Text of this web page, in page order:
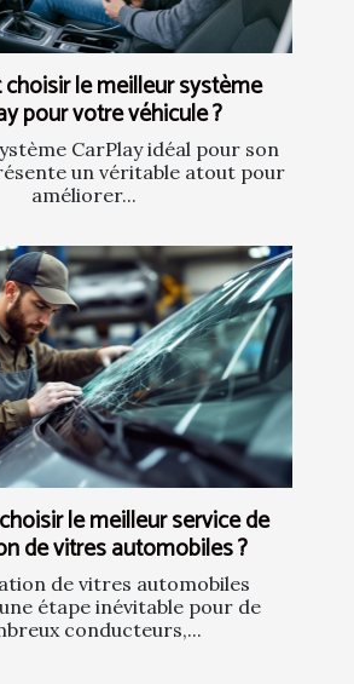
le meilleur système
pour votre véhicule ?
CarPlay idéal pour son
un véritable atout pour
améliorer...
le meilleur service de
de vitres automobiles ?
de vitres automobiles
étape inévitable pour de
conducteurs,...